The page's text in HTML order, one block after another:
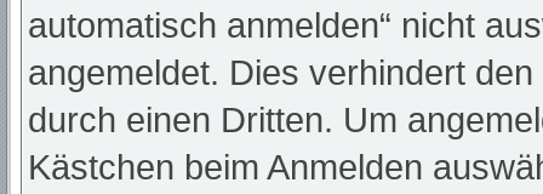
automatisch anmelden“ nicht
angemeldet. Dies verhindert
durch einen Dritten. Um
Kästchen beim Anmelden